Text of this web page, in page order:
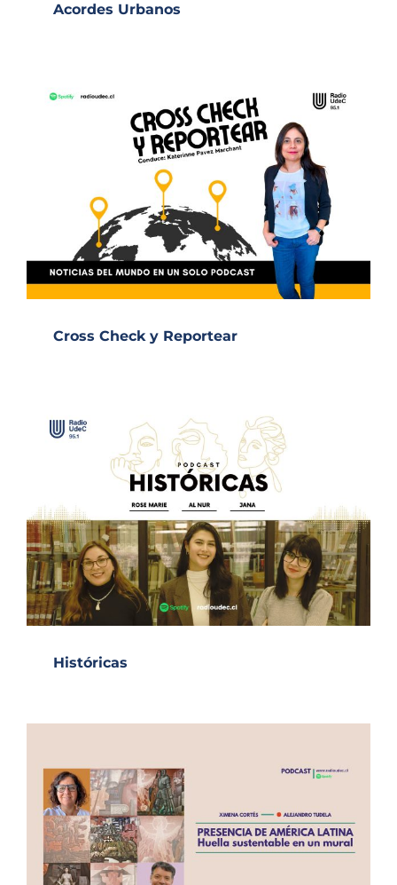
Acordes Urbanos
Cross Check y Reportear
Históricas